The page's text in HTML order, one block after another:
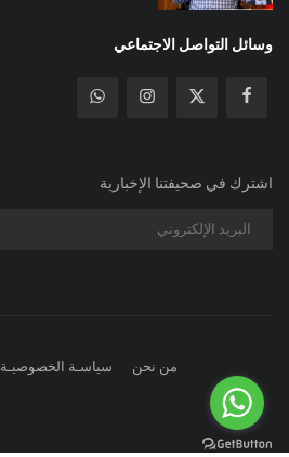
وسائل التواصل الاجتماعي
اشترك في صحيفتنا الإخبارية
من نحن سياسـة الخصوصيـة